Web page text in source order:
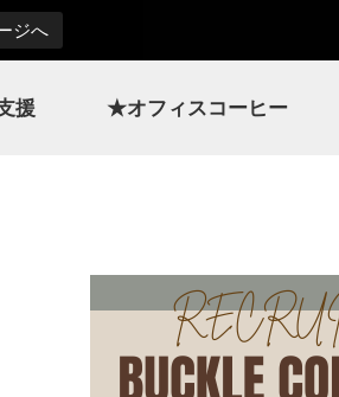
援 ★オフィスコーヒー
ジへ